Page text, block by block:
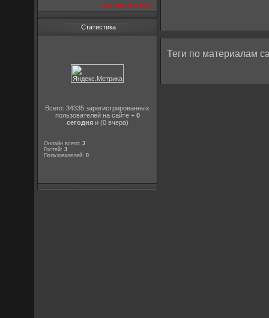
посмотреть все
Статистика
Всего: 34335 зарегистрированных
пользователей на сайте + 0
сегодняи (0 вчера)
Онлайн всего:3
Гостей:3
Пользователей:0
Теги по материалам